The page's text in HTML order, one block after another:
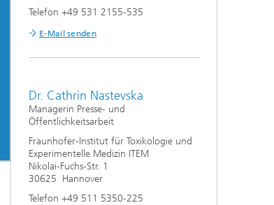
Telefon +49 531 2155-535
E-Mail senden
Dr. Cathrin Nastevska
Managerin Presse- und
Öffentlichkeitsarbeit
Fraunhofer-Institut für Toxikologie und
Experimentelle Medizin ITEM
Nikolai-Fuchs-Str. 1
30625 Hannover
Telefon +49 511 5350-225